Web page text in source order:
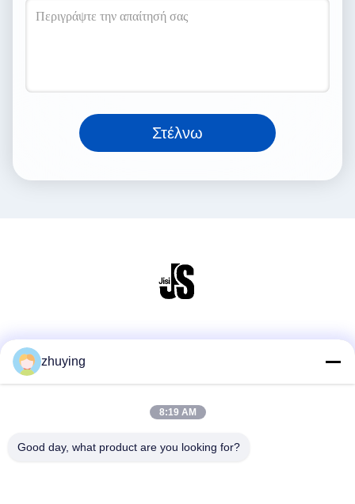
Στέλνω
Γρήγορη επαφή
τηλ
zhuying
8:19 AM
Good day, what product are you looking for?